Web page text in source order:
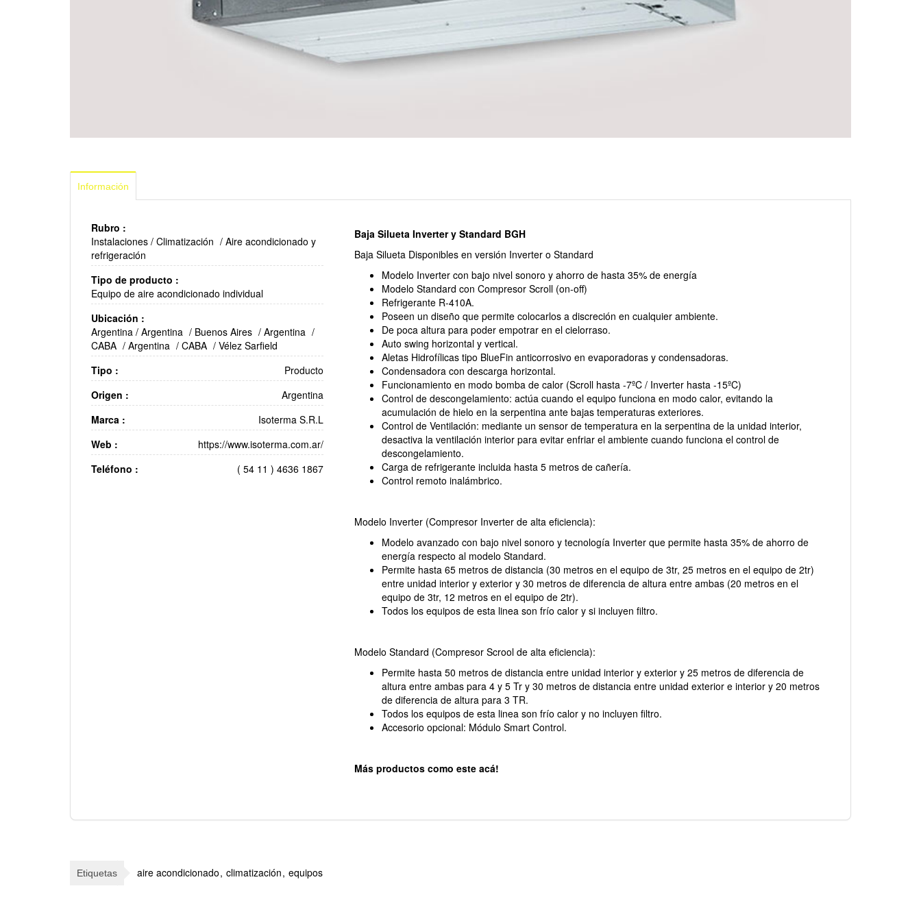
Información
Rubro :
Instalaciones / Climatización / Aire acondicionado y
refrigeración
Tipo de producto :
Equipo de aire acondicionado individual
Ubicación :
Argentina / Argentina / Buenos Aires / Argentina /
CABA / Argentina / CABA / Vélez Sarfield
Tipo :
Producto
Origen :
Argentina
Marca :
Isoterma S.R.L
Web :
https://www.isoterma.com.ar/
Teléfono :
( 54 11 ) 4636 1867
Baja Silueta Inverter y Standard BGH
Baja Silueta Disponibles en versión Inverter o Standard
Modelo Inverter con bajo nivel sonoro y ahorro de hasta 35% de energía
Modelo Standard con Compresor Scroll (on-off)
Refrigerante R-410A.
Poseen un diseño que permite colocarlos a discreción en cualquier ambiente.
De poca altura para poder empotrar en el cielorraso.
Auto swing horizontal y vertical.
Aletas Hidrofílicas tipo BlueFin anticorrosivo en evaporadoras y condensadoras.
Condensadora con descarga horizontal.
Funcionamiento en modo bomba de calor (Scroll hasta -7ºC / Inverter hasta -15ºC)
Control de descongelamiento: actúa cuando el equipo funciona en modo calor, evitando la
acumulación de hielo en la serpentina ante bajas temperaturas exteriores.
Control de Ventilación: mediante un sensor de temperatura en la serpentina de la unidad interior,
desactiva la ventilación interior para evitar enfriar el ambiente cuando funciona el control de
descongelamiento.
Carga de refrigerante incluida hasta 5 metros de cañería.
Control remoto inalámbrico.
Modelo Inverter (Compresor Inverter de alta eficiencia):
Modelo avanzado con bajo nivel sonoro y tecnología Inverter que permite hasta 35% de ahorro de
energía respecto al modelo Standard.
Permite hasta 65 metros de distancia (30 metros en el equipo de 3tr, 25 metros en el equipo de 2tr)
entre unidad interior y exterior y 30 metros de diferencia de altura entre ambas (20 metros en el
equipo de 3tr, 12 metros en el equipo de 2tr).
Todos los equipos de esta linea son frío calor y si incluyen filtro.
Modelo Standard (Compresor Scrool de alta eficiencia):
Permite hasta 50 metros de distancia entre unidad interior y exterior y 25 metros de diferencia de
altura entre ambas para 4 y 5 Tr y 30 metros de distancia entre unidad exterior e interior y 20 metros
de diferencia de altura para 3 TR.
Todos los equipos de esta linea son frío calor y no incluyen filtro.
Accesorio opcional: Módulo Smart Control.
Más productos como este acá!
Etiquetas aire acondicionado climatización equipos